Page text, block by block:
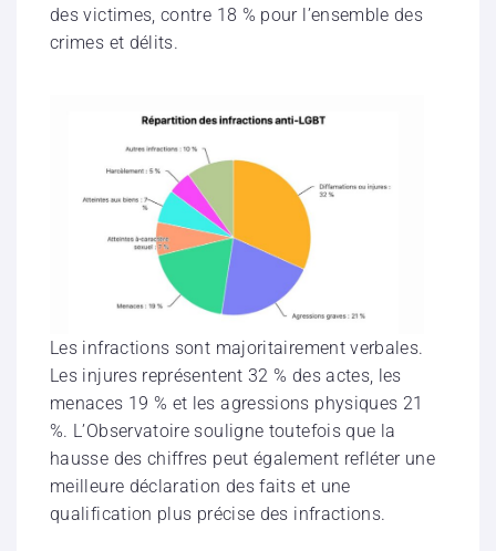
des victimes, contre 18 % pour l’ensemble des
crimes et délits.
Les infractions sont majoritairement verbales.
Les injures représentent 32 % des actes, les
menaces 19 % et les agressions physiques 21
%. L’Observatoire souligne toutefois que la
hausse des chiffres peut également refléter une
meilleure déclaration des faits et une
qualification plus précise des infractions.